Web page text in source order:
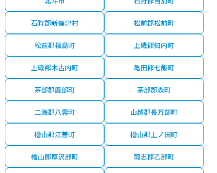
石狩郡新篠津村 松前郡松前町
松前郡福島町 上磯郡知内町
上磯郡木古内町 亀田郡七飯町
茅部郡鹿部町 茅部郡森町
二海郡八雲町 山越郡長万部町
檜山郡江差町 檜山郡上ノ国町
檜山郡厚沢部町 爾志郡乙部町